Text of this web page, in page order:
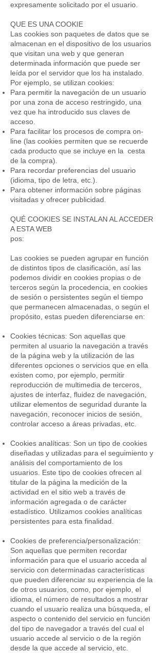
expresamente solicitado por el usuario.
QUE ES UNA COOKIE
Las cookies son paquetes de datos que se
almacenan en el dispositivo de los usuarios
que visitan una web y que generan
determinada información que puede ser
leída por el servidor que los ha instalado.
Por ejemplo, se utilizan cookies:
Para permitir la navegación de un usuario
por una zona de acceso restringido, una
vez que ha introducido sus claves de
acceso.
Para facilitar los procesos de compra on-
line (las cookies permiten que se recuerde
cada producto que se incluye en la cesta
de la compra).
Para recordar preferencias del usuario
(idioma, tipo de letra, etc.).
Para obtener información sobre páginas
visitadas y ofrecer publicidad.
QUÉ COOKIES SE INSTALAN AL ACCEDER
A ESTA WEB
pos:
Las cookies se pueden agrupar en función
de distintos tipos de clasificación, así las
podemos dividir en cookies propias o de
terceros según la procedencia, en cookies
de sesión o persistentes según el tiempo
que permanecen almacenadas, o según el
propósito, estas pueden diferenciarse en:
Cookies técnicas: Son aquellas que
permiten al usuario la navegación a través
de la página web y la utilización de las
diferentes opciones o servicios que en ella
existen como, por ejemplo, permitir
reproducción de multimedia de terceros,
ajustes de interfaz, fluidez de navegación,
utilizar elementos de seguridad durante la
navegación, reconocer inicios de sesión,
controlar acceso a áreas privadas, etc.
Cookies analíticas: Son un tipo de cookies
diseñadas y utilizadas para el seguimiento y
análisis del comportamiento de los
usuarios. Este tipo de cookies ofrecen al
titular de la página la medición de la
actividad en el sitio web a través de
información agregada o de carácter
estadístico. Utilizamos cookies analíticas
persistentes para esta finalidad.
Cookies de preferencia/personalización:
Son aquellas que permiten recordar
información para que el usuario acceda al
servicio con determinadas características
que pueden diferenciar su experiencia de la
de otros usuarios, como, por ejemplo, el
idioma, el número de resultados a mostrar
cuando el usuario realiza una búsqueda, el
aspecto o contenido del servicio en función
del tipo de navegador a través del cual el
usuario accede al servicio o de la región
desde la que accede al servicio, etc.